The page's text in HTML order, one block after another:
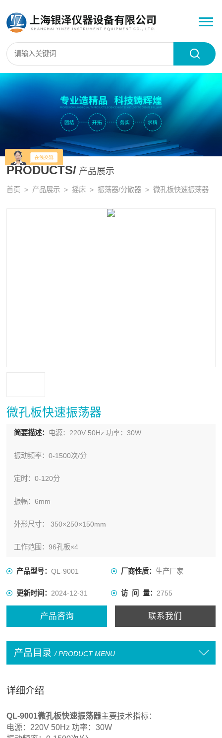
PRODUCTS/ 产品展示
首页 > 产品展示 >摇床 >振荡器/分散器 > 微孔板快速振荡器
微孔板快速振荡器
简要描述： 电源：220V 50Hz 功率：30W
振动频率：0-1500次/分
定时：0-120分
振幅：6mm
外形尺寸： 350×250×150mm
工作范围：96孔板×4
产品型号：QL-9001 厂商性质： 生产厂家
更新时间：2024-12-31 访 问 量： 2755
产品咨询 联系我们
产品目录 / PRODUCT MENU
详细介绍
QL-9001微孔板快速振荡器主要技术指标：
电源：220V 50Hz 功率：30W